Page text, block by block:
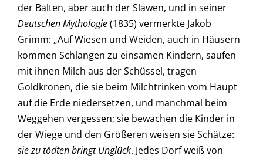
der Balten, aber auch der Slawen, und in seiner
Deutschen Mythologie(1835) vermerkte Jakob
Grimm: „Auf Wiesen und Weiden, auch in Häusern
kommen Schlangen zu einsamen Kindern, saufen
mit ihnen Milch aus der Schüssel, tragen
Goldkronen, die sie beim Milchtrinken vom Haupt
auf die Erde niedersetzen, und manchmal beim
Weggehen vergessen; sie bewachen die Kinder in
der Wiege und den Größeren weisen sie Schätze:
sie zu tödten bringt Unglück. Jedes Dorf weiß von